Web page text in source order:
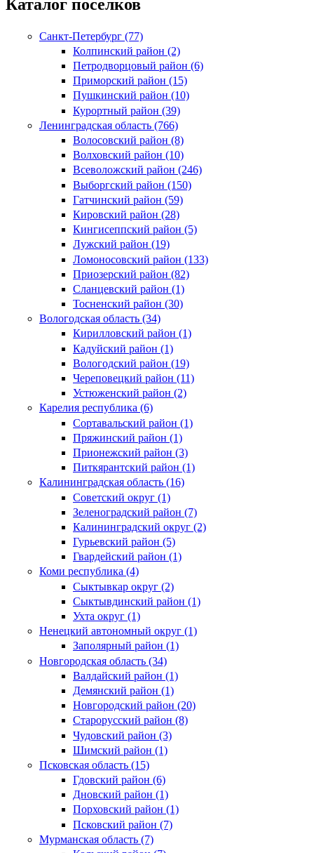
Каталог поселков
Санкт-Петербург (77)
Колпинский район (2)
Петродворцовый район (6)
Приморский район (15)
Пушкинский район (10)
Курортный район (39)
Ленинградская область (766)
Волосовский район (8)
Волховский район (10)
Всеволожский район (246)
Выборгский район (150)
Гатчинский район (59)
Кировский район (28)
Кингисеппский район (5)
Лужский район (19)
Ломоносовский район (133)
Приозерский район (82)
Сланцевский район (1)
Тосненский район (30)
Вологодская область (34)
Кирилловский район (1)
Кадуйский район (1)
Вологодский район (19)
Череповецкий район (11)
Устюженский район (2)
Карелия республика (6)
Сортавальский район (1)
Пряжинский район (1)
Прионежский район (3)
Питкярантский район (1)
Калининградская область (16)
Советский округ (1)
Зеленоградский район (7)
Калининградский округ (2)
Гурьевский район (5)
Гвардейский район (1)
Коми республика (4)
Сыктывкар округ (2)
Сыктывдинский район (1)
Ухта округ (1)
Ненецкий автономный округ (1)
Заполярный район (1)
Новгородская область (34)
Валдайский район (1)
Демянский район (1)
Новгородский район (20)
Старорусский район (8)
Чудовский район (3)
Шимский район (1)
Псковская область (15)
Гдовский район (6)
Дновский район (1)
Порховский район (1)
Псковский район (7)
Мурманская область (7)